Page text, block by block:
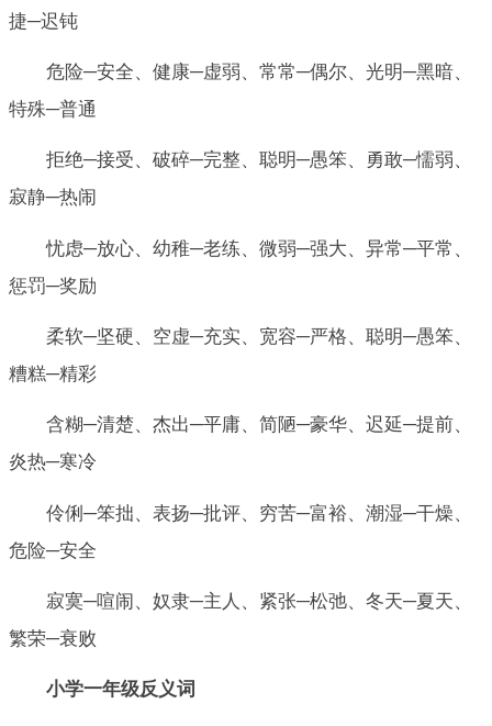
捷─迟钝
危险─安全、健康─虚弱、常常─偶尔、光明─黑暗、
特殊─普通
拒绝─接受、破碎─完整、聪明─愚笨、勇敢─懦弱、
寂静─热闹
忧虑─放心、幼稚─老练、微弱─强大、异常─平常、
惩罚─奖励
柔软─坚硬、空虚─充实、宽容─严格、聪明─愚笨、
糟糕─精彩
含糊─清楚、杰出─平庸、简陋─豪华、迟延─提前、
炎热─寒冷
伶俐─笨拙、表扬─批评、穷苦─富裕、潮湿─干燥、
危险─安全
寂寞─喧闹、奴隶─主人、紧张─松弛、冬天─夏天、
繁荣─衰败
小学一年级反义词